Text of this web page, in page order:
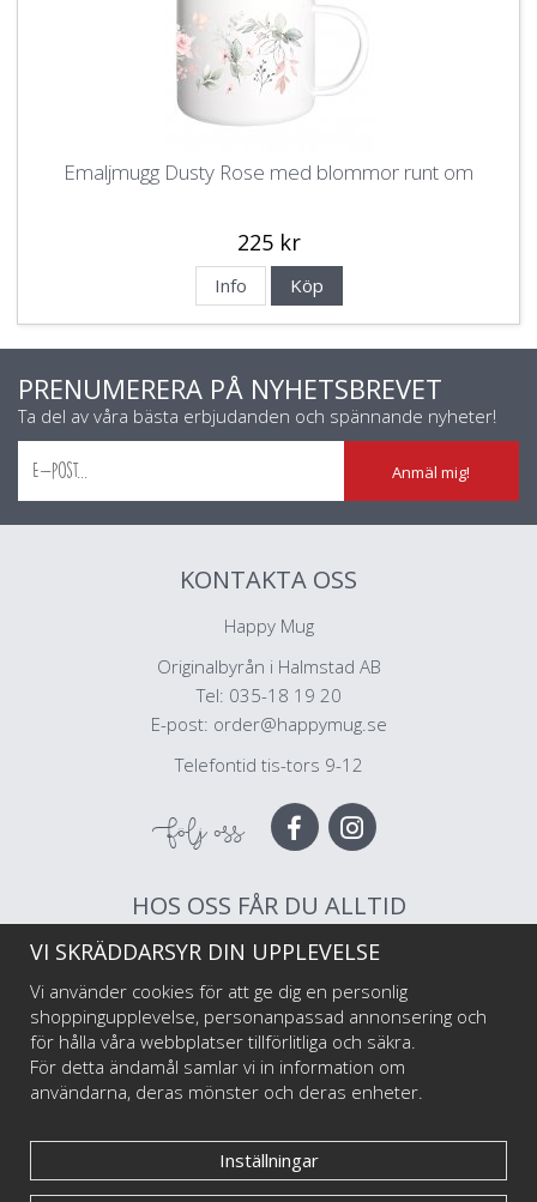
Emaljmugg Dusty Rose med blommor runt om
225 kr
Info Köp
PRENUMERERA PÅ NYHETSBREVET
Ta del av våra bästa erbjudanden och spännande nyheter!
Anmäl mig!
KONTAKTA OSS
Happy Mug
Originalbyrån i Halmstad AB
Tel: 035-18 19 20
E-post: order@happymug.se
Telefontid tis-tors 9-12
Följ oss
HOS OSS FÅR DU ALLTID
Muggar av högsta kvalitet
Snabb leverans
Trygg betalning
Välkommen till Happy Mug som är Sveriges första och största muggtryckeri av
emaljmuggar till privatpersoner och företag, illustratörer och konstnärer. Vi
VI SKRÄDDARSYR DIN UPPLEVELSE
Vi använder cookies för att ge dig en personlig
shoppingupplevelse, personanpassad annonsering och
för hålla våra webbplatser tillförlitliga och säkra.
För detta ändamål samlar vi in information om
användarna, deras mönster och deras enheter.
Inställningar